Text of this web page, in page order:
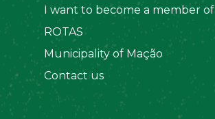
I want to become a member of
ROTAS
Municipality of Mação
Contact us